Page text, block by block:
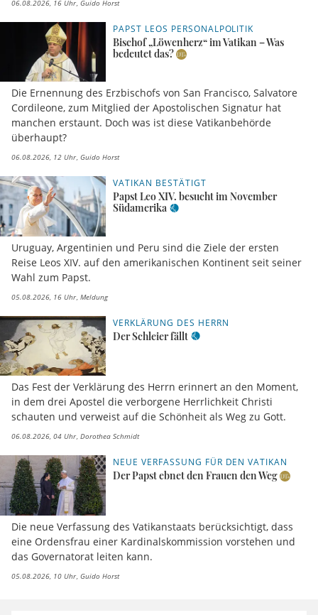
06.08.2026, 16 Uhr Guido Horst
PAPST LEOS PERSONALPOLITIK
Bischof „Löwenherz“ im Vatikan – Was
bedeutet das?
Die Ernennung des Erzbischofs von San Francisco, Salvatore
Cordileone, zum Mitglied der Apostolischen Signatur hat
manchen erstaunt. Doch was ist diese Vatikanbehörde
überhaupt?
06.08.2026, 12 Uhr Guido Horst
VATIKAN BESTÄTIGT
Papst Leo XIV. besucht im November
Südamerika
Uruguay, Argentinien und Peru sind die Ziele der ersten
Reise Leos XIV. auf den amerikanischen Kontinent seit seiner
Wahl zum Papst.
05.08.2026, 16 Uhr Meldung
VERKLÄRUNG DES HERRN
Der Schleier fällt
Das Fest der Verklärung des Herrn erinnert an den Moment,
in dem drei Apostel die verborgene Herrlichkeit Christi
schauten und verweist auf die Schönheit als Weg zu Gott.
06.08.2026, 04 Uhr Dorothea Schmidt
NEUE VERFASSUNG FÜR DEN VATIKAN
Der Papst ebnet den Frauen den Weg
Die neue Verfassung des Vatikanstaats berücksichtigt, dass
eine Ordensfrau einer Kardinalskommission vorstehen und
das Governatorat leiten kann.
05.08.2026, 10 Uhr Guido Horst